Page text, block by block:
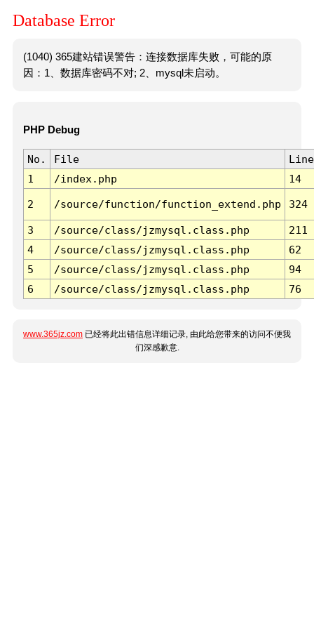
Database Error
(1040) 365建站错误警告：连接数据库失败，可能的原
因：1、数据库密码不对; 2、mysql未启动。
PHP Debug
No. File
Line
1
/index.php 14
2 /source/function/function_extend.php 324
3 /source/class/jzmysql.class.php
211
4
/source/class/jzmysql.class.php
62
5
/source/class/jzmysql.class.php
94
6
/source/class/jzmysql.class.php 76
www.365jz.com 已经将此出错信息详细记录, 由此给您带来的访问不便我
们深感歉意.